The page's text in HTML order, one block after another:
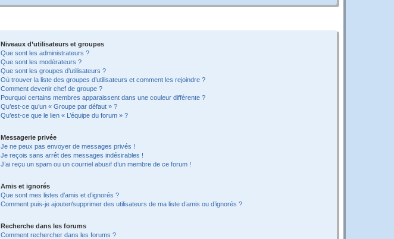
Niveaux d’utilisateurs et groupes
Que sont les administrateurs ?
Que sont les modérateurs ?
Que sont les groupes d’utilisateurs ?
Où trouver la liste des groupes d’utilisateurs et comment les rejoindre ?
Comment devenir chef de groupe ?
Pourquoi certains membres apparaissent dans une couleur différente ?
Qu’est-ce qu’un « Groupe par défaut » ?
Qu’est-ce que le lien « L’équipe du forum » ?
Messagerie privée
Je ne peux pas envoyer de messages privés !
Je reçois sans arrêt des messages indésirables !
J’ai reçu un spam ou un courriel abusif d’un membre de ce forum !
Amis et ignorés
Que sont mes listes d’amis et d’ignorés ?
Comment puis-je ajouter/supprimer des utilisateurs de ma liste d’amis ou d’ignorés ?
Recherche dans les forums
Comment rechercher dans les forums ?